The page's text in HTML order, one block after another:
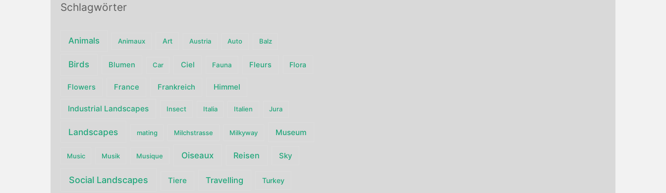
Schlagwörter
Animals Animaux Art Austria Auto Balz
Birds Blumen Car Ciel Fauna Fleurs Flora
Flowers France Frankreich Himmel
Industrial Landscapes Insect Italia Italien Jura
Landscapes mating Milchstrasse Milkyway Museum
Music Musik Musique Oiseaux Reisen Sky
Social Landscapes Tiere Travelling Turkey